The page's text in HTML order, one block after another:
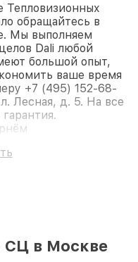
Тепловизионных
обращайтесь в
Мы выполняем
Dali любой
большой опыт,
ваше время
+7 (495) 152-68-
Лесная, д. 5. На все
СЦ в Москве